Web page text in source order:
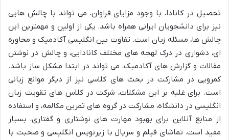
تحصیل در کانادا، با وجود مزایای فراوان، می تواند با چالش هایی
نیز برای دانشجویان ایرانی همراه باشد. یکی از اولین و مهمترین این
چالش ها، مسئله زبان است. تفاوت بین انگلیسی آکادمیک و محاوره
ای، دشواری در درک لهجه های مختلف کانادایی، و چالش در نوشتن
مقالات و گزارش های آکادمیک، می تواند در ابتدا مشکل ساز باشد.
کمرویی در مشارکت در بحث های کلاسی نیز از دیگر موانع زبانی
است. برای غلبه بر این مشکلات، شرکت در کلاس های تقویت زبان
انگلیسی در دانشگاه، مشارکت در گروه های تمرین مکالمه، و استفاده
از منابع آنلاین برای بهبود مهارت های نوشتاری و گفتاری، بسیار
مفید است. تماشای فیلم و سریال با زیرنویس انگلیسی و صحبت با